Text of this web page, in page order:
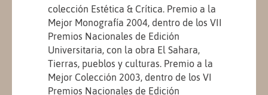
colección Estética & Crítica. Premio a la
Mejor Monografía 2004, dentro de los VII
Premios Nacionales de Edición
Universitaria, con la obra El Sahara,
Tierras, pueblos y culturas. Premio a la
Mejor Colección 2003, dentro de los VI
Premios Nacionales de Edición